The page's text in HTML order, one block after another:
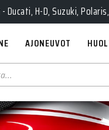
10-14, Huolto Ma-Pe 9-17
H-D, Suzuki,
AJONEUVOT